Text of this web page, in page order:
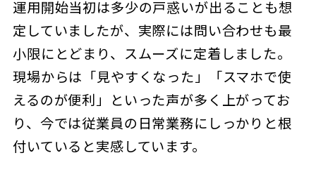
運用開始当初は多少の戸惑いが出ることも想
定していましたが、実際には問い合わせも最
小限にとどまり、スムーズに定着しました。
現場からは「見やすくなった」「スマホで使
えるのが便利」といった声が多く上がってお
り、今では従業員の日常業務にしっかりと根
付いていると実感しています。